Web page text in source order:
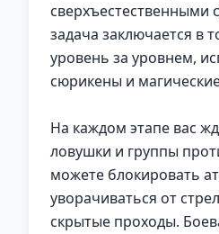
сверхъестественными
задача заключается в
уровень за уровнем,
сюрикены и
На каждом этапе вас
ловушки и группы
можете блокировать
уворачиваться от
скрытые проходы.